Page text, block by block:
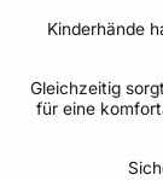
Kinderhände
Gleichzeitig
für eine